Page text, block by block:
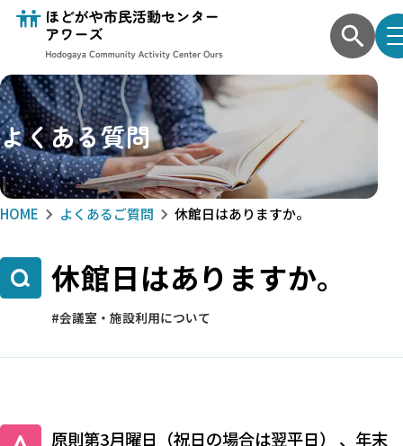
よくある質問
HOME よくあるご質問 休館日はありますか。
休館日はありますか。
会議室・施設利用について
原則第3月曜日（祝日の場合は翌平日） 、年末